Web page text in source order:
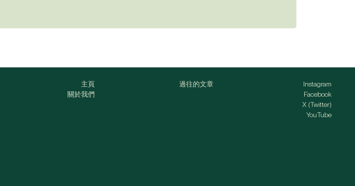
主頁
關於我們
過往的文章
Instagram
Facebook
X (Twitter)
YouTube